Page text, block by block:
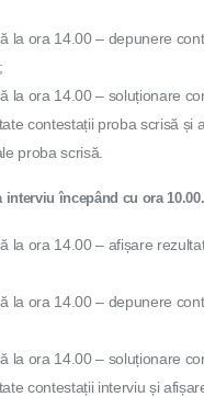
la ora 14.00 – depunere
la ora 14.00 – soluționare
contestații proba scrisă și
proba scrisă.
interviu începând cu ora 10.00.
la ora 14.00 – afișare
la ora 14.00 – depunere
la ora 14.00 – soluționare
contestații interviu și